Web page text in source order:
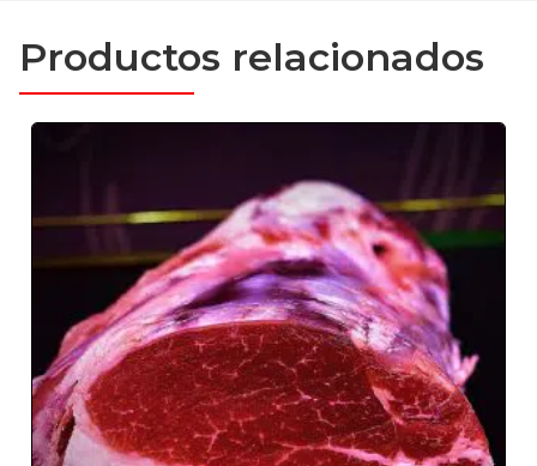
Productos relacionados